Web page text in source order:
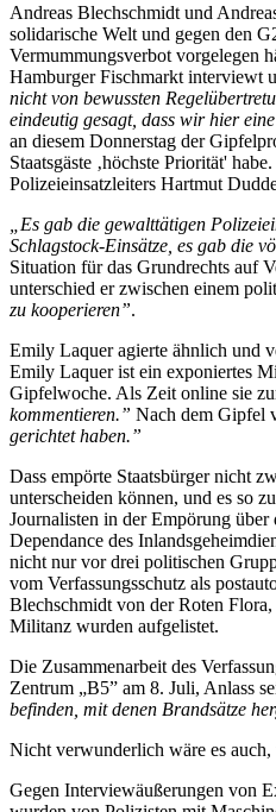
Andreas Blechschmidt und
solidarische Welt und gegen den
Vermummungsverbot vorgelegen
Hamburger Fischmarkt interviewt
nicht von bewussten
eindeutig gesagt, dass wir hier
an diesem Donnerstag der
Staatsgäste ‚höchste Priorität'
Polizeieinsatzleiters Hartmut
„Es gab die gewalttätigen
Schlagstock-Einsätze, es gab die
Situation für das Grundrechts auf
unterschied er zwischen einem
zu kooperieren”.
Emily Laquer agierte ähnlich und
Emily Laquer ist ein exponiertes
Gipfelwoche. Als Zeit online sie
kommentieren.” Nach dem Gipfel
gerichtet haben.”
Dass empörte Staatsbürger nicht
unterscheiden können, und es so
Journalisten in der Empörung
Dependance des
nicht nur vor drei politischen
vom Verfassungsschutz als
Blechschmidt von der Roten
Militanz wurden aufgelistet.
Die Zusammenarbeit des
Zentrum „B5” am 8. Juli, Anlass
befinden, mit denen Brandsätze
Nicht verwunderlich wäre es
Gegen Interviewäußerungen von